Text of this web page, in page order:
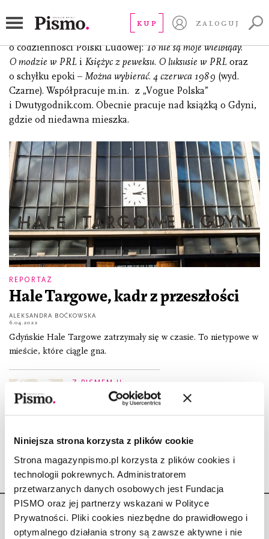
Niniejsza strona korzysta z plików cookie
Strona magazynpismo.pl korzysta z plików cookies i
technologii pokrewnych. Administratorem
przetwarzanych danych osobowych jest Fundacja
PISMO oraz jej partnerzy wskazani w Polityce
Prywatności. Pliki cookies niezbędne do prawidłowego i
optymalnego działania strony są zawsze aktywne i nie
KUP ZALOGUJ
Boćkowska Aleksandra
(ur. 1973), dziennikarka, reporterka. Autorka książek
o codzienności Polski Ludowej:To nie są moje wielbłądy.
O modzie w PRL i Księżyc z peweksu. O luksusie w PRL oraz
o schyłku epoki – Można wybierać. 4 czerwca 1989 (wyd.
Czarne). Współpracuje m.in. z „Vogue Polska”
i Dwutygodnik.com. Obecnie pracuje nad książką o Gdyni,
gdzie od niedawna mieszka.
REPORTAŻ
Hale Targowe, kadr z przeszłości
ALEKSANDRA BOĆKOWSKA
6.04.2022
Gdyńskie Hale Targowe zatrzymały się w czasie. To nietypowe w
mieście, które ciągle gna.
Z PISMEM U...
Agnieszka Kręglicka: Gotowanie
to nie konkurs